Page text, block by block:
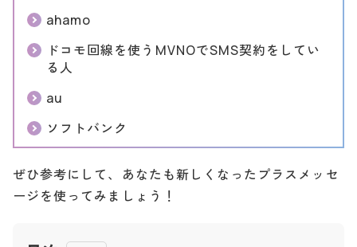
ahamo
ドコモ回線を使うMVNOでSMS契約をしてい
る人
au
ソフトバンク
ぜひ参考にして、あなたも新しくなったプラスメッセ
ージを使ってみましょう！